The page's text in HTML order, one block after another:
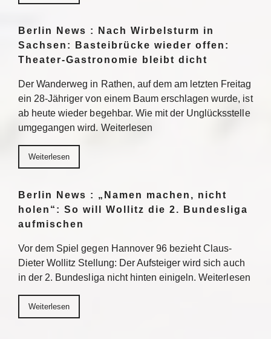
Berlin News : Nach Wirbelsturm in
Sachsen: Basteibrücke wieder offen:
Theater-Gastronomie bleibt dicht
Der Wanderweg in Rathen, auf dem am letzten Freitag
ein 28-Jähriger von einem Baum erschlagen wurde, ist
ab heute wieder begehbar. Wie mit der Unglücksstelle
umgegangen wird. Weiterlesen
Weiterlesen
Berlin News : „Namen machen, nicht
holen“: So will Wollitz die 2. Bundesliga
aufmischen
Vor dem Spiel gegen Hannover 96 bezieht Claus-
Dieter Wollitz Stellung: Der Aufsteiger wird sich auch
in der 2. Bundesliga nicht hinten einigeln. Weiterlesen
Weiterlesen